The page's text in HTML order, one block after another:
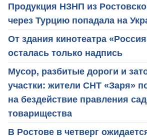
Продукция НЗНП из
через Турцию попадала на
От здания кинотеатра
осталась только надпись
Мусор, разбитые дороги и
участки: жители СНТ «Заря»
на бездействие правления
товарищества
В Ростове в четверг